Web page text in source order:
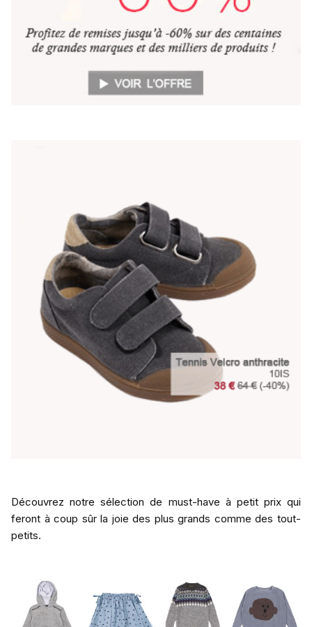
Découvrez notre sélection de must-have à petit prix qui
feront à coup sûr la joie des plus grands comme des tout-
petits.